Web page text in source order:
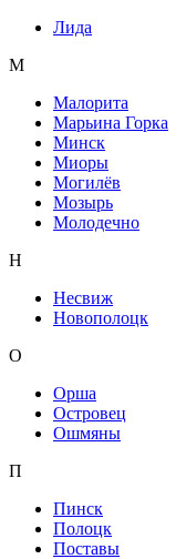
Лида
М
Малорита
Марьина Горка
Минск
Миоры
Могилёв
Мозырь
Молодечно
Н
Несвиж
Новополоцк
О
Орша
Островец
Ошмяны
П
Пинск
Полоцк
Поставы